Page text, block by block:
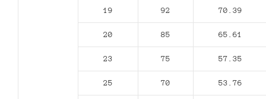
19 92 70.39
20 85 65.61
23 75 57.35
25 70 53.76